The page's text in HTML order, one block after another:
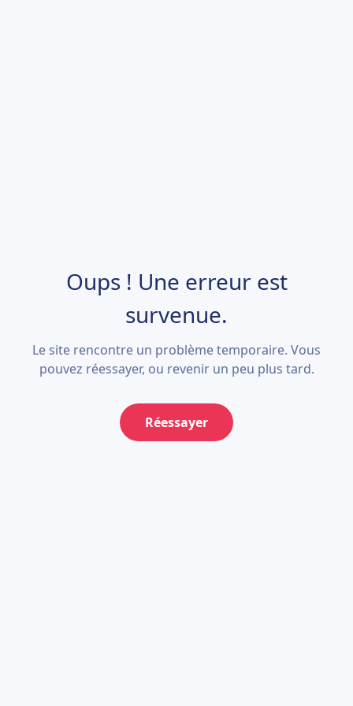
Oups ! Une erreur est
survenue.
Le site rencontre un problème temporaire. Vous
pouvez réessayer, ou revenir un peu plus tard.
Réessayer